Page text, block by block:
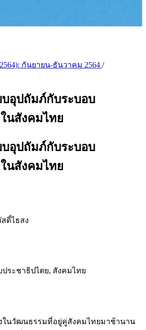
กันยายน-ธันวาคม 2564 /
อุปถัมภ์กับระบอบ
นสังคมไทย
อุปถัมภ์กับระบอบ
นสังคมไทย
ดิ์ไธสง
ระชาธิปไตย, สังคมไทย
ในวัฒนธรรมที่อยู่คู่สังคมไทยมาช้านาน